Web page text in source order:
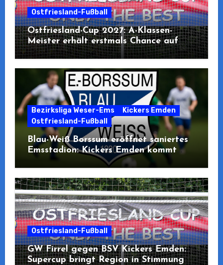
Ostfriesland-Fußball
Ostfriesland-Cup 2027: A-Klassen-
Meister erhält erstmals Chance auf
Teilnahme
Bezirksliga Weser-Ems
Kickers Emden
Ostfriesland-Fußball
Blau-Weiß Borssum eröffnet saniertes
Emsstadion: Kickers Emden kommt
zum Pre-Opening
Ostfriesland-Fußball
GW Firrel gegen BSV Kickers Emden:
Supercup bringt Region in Stimmung